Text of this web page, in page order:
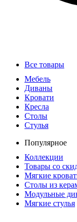
Все товары
Мебель
Диваны
Кровати
Кресла
Столы
Стулья
Популярное
Коллекции
Товары со
Мягкие
Столы из
Модульные
Мягкие стулья